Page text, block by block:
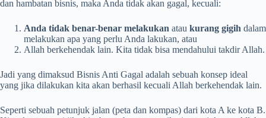
dan hambatan bisnis, maka Anda tidak akan gagal, kecuali:
Anda tidak benar-benar melakukan atau kurang gigih dalam
melakukan apa yang perlu Anda lakukan, atau
Allah berkehendak lain. Kita tidak bisa mendahului takdir Allah.
Jadi yang dimaksud Bisnis Anti Gagal adalah sebuah konsep ideal
yang jika dilakukan kita akan berhasil kecuali Allah berkehendak lain.
Seperti sebuah petunjuk jalan (peta dan kompas) dari kota A ke kota B.